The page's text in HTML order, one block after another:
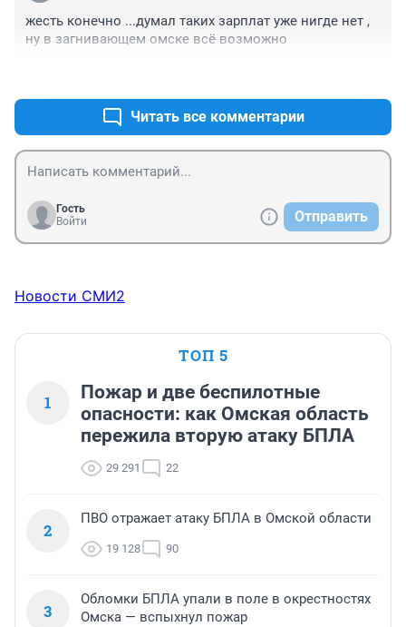
жесть конечно ...думал таких зарплат уже нигде нет ,
ну в загнивающем омске всё возможно
Читать все комментарии
Гость
Войти
Отправить
Новости СМИ2
ТОП 5
1
Пожар и две беспилотные
опасности: как Омская область
пережила вторую атаку БПЛА
29 291 22
2
ПВО отражает атаку БПЛА в Омской области
19 128 90
3
Обломки БПЛА упали в поле в окрестностях
Омска — вспыхнул пожар